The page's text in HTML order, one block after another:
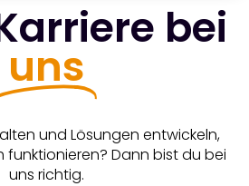
bei
uns
und Lösungen entwickeln,
funktionieren? Dann bist du bei
uns richtig.